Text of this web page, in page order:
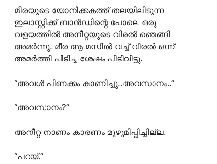
മീരയുടെ യോനിക്കകത്ത് തലയിലിടുന്ന
ഇലാസ്റ്റിക്ക് ബാൻഡിന്റെ പോലെ ഒരു
വളയത്തിൽ അനീറ്റയുടെ വിരൽ ഞെങ്ങി
അമർന്നു. മീര ആ മസിൽ വച്ച് വിരൽ ഒന്ന്
അമർത്തി പിടിച്ച ശേഷം പിടിവിട്ടു.
“അവൾ പിണക്കം കാണിച്ചു..അവസാനം..”
“അവസാനം?”
അനീറ്റ നാണം കാരണം മുഴുമിപ്പിച്ചില്ല.
“പറയ്.”